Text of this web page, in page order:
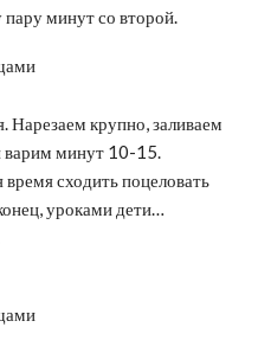
минут со второй.
Нарезаем крупно, заливаем
варим минут 10-15.
время сходить поцеловать
уроками дети…